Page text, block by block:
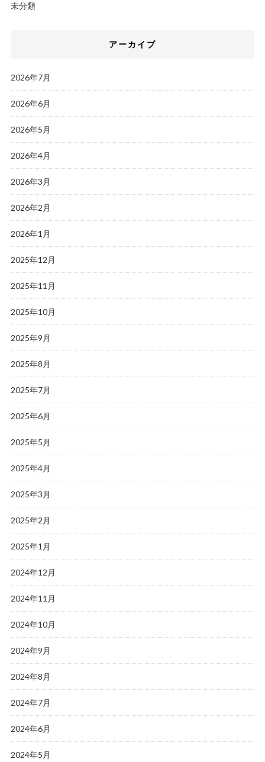
未分類
アーカイブ
2026年7月
2026年6月
2026年5月
2026年4月
2026年3月
2026年2月
2026年1月
2025年12月
2025年11月
2025年10月
2025年9月
2025年8月
2025年7月
2025年6月
2025年5月
2025年4月
2025年3月
2025年2月
2025年1月
2024年12月
2024年11月
2024年10月
2024年9月
2024年8月
2024年7月
2024年6月
2024年5月